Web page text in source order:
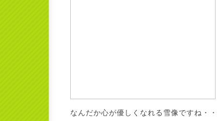
なんだか心が優しくなれる雪像ですね・